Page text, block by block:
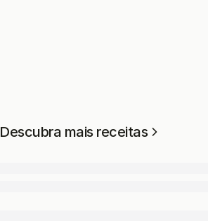
Descubra mais receitas